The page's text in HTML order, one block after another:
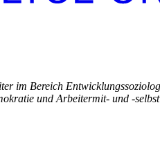
im Bereich
und Arbeitermit- und -